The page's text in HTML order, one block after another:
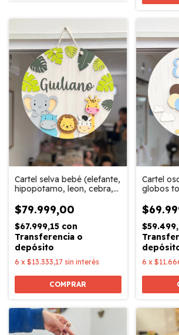
Cartel selva bebé (elefante,
hipopotamo, leon, cebra,
$79.999,00
$67.999,15 con
Transferencia o
depósito
6 x $13.333,17 sin interés
Cartel
globos
6 x